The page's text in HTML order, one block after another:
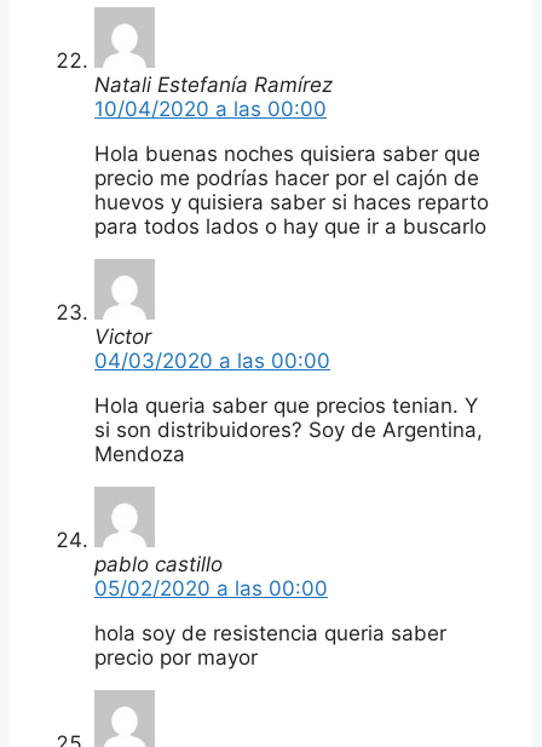
Natali Estefanía Ramírez
10/04/2020 a las 00:00
Hola buenas noches quisiera saber que
precio me podrías hacer por el cajón de
huevos y quisiera saber si haces reparto
para todos lados o hay que ir a buscarlo
Victor
04/03/2020 a las 00:00
Hola queria saber que precios tenian. Y
si son distribuidores? Soy de Argentina,
Mendoza
pablo castillo
05/02/2020 a las 00:00
hola soy de resistencia queria saber
precio por mayor